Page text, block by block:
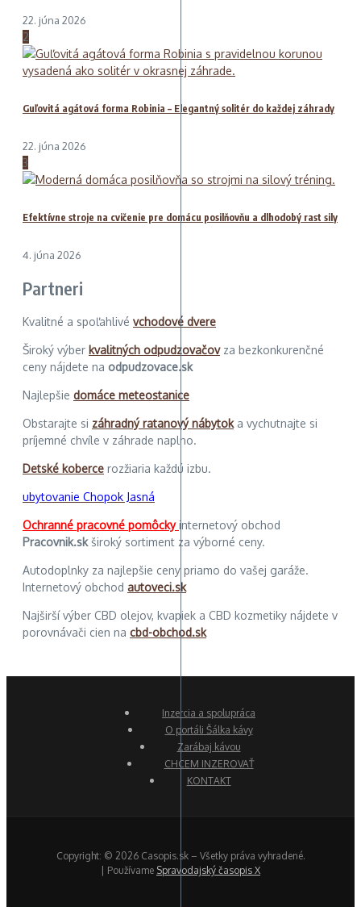
22. júna 2026
2
Guľovitá agátová forma Robinia – Elegantný solitér do každej záhrady
22. júna 2026
3
Efektívne stroje na cvičenie pre domácu posilňovňu a dlhodobý rast sily
4. júna 2026
Partneri
Kvalitné a spoľahlivé vchodové dvere
Široký výber kvalitných odpudzovačovza bezkonkurenčné
ceny nájdete na odpudzovace.sk
Najlepšie domáce meteostanice
Obstarajte si záhradný ratanový nábytoka vychutnajte si
príjemné chvíle v záhrade naplno.
Detské koberce rozžiaria každú izbu.
ubytovanie Chopok Jasná
Ochranné pracovné pomôckyinternetový obchod
Pracovnik.skširoký sortiment za výborné ceny.
Autodoplnky za najlepšie ceny priamo do vašej garáže.
Internetový obchod autoveci.sk
Najširší výber CBD olejov, kvapiek a CBD kozmetiky nájdete v
porovnávači cien na cbd-obchod.sk
Inzercia a spolupráca
O portáli Šálka kávy
Zarábaj kávou
CHCEM INZEROVAŤ
KONTAKT
Copyright: © 2026 Casopis.sk – Všetky práva vyhradené.
| Používame Spravodajský časopis X